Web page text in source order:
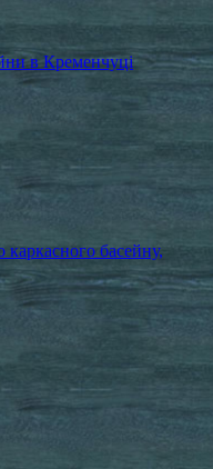
в Кременчуці
басейну,